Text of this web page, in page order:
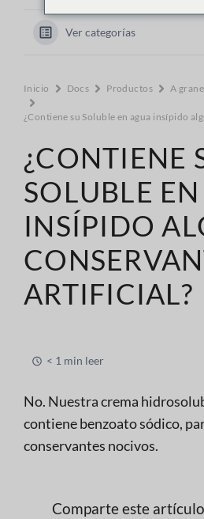
Ver categorías
Inicio Docs Productos A
¿Contiene su Soluble en agua insípido
¿CONTIENE
SOLUBLE
INSÍPIDO
ARTIFICIAL?
< 1 min leer
No. Nuestra crema
contiene benzoato sódico,
conservantes nocivos.
Comparte este